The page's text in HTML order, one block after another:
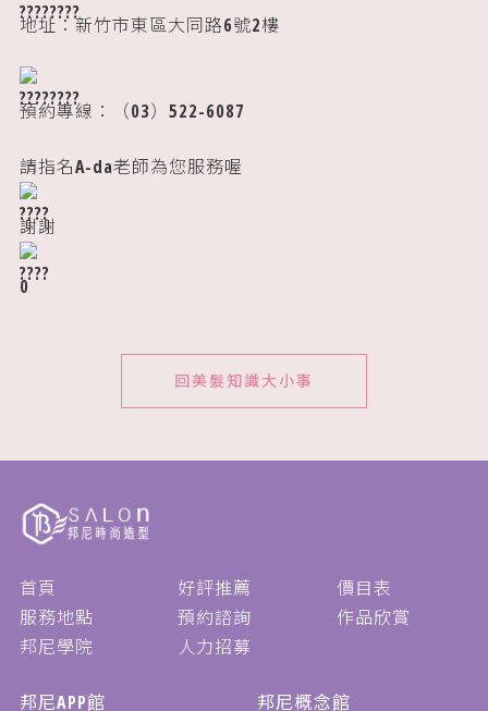
地址：新竹市東區大同路6號2樓
預約專線：（03）522-6087
請指名A-da老師為您服務喔
謝謝
0
回美髮知識大小事
首頁 好評推薦
價目表
服務地點
預約諮詢
作品欣賞
邦尼學院
人力招募
邦尼APP館 邦尼概念館